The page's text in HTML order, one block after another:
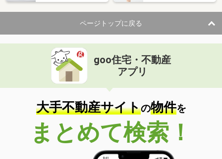
ページトップに戻る
goo住宅・不動産
アプリ
大手不動産サイトの物件を
まとめて検索！